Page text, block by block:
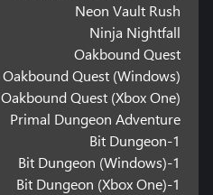
Neon Vault Rush
Ninja Nightfall
Oakbound Quest
Oakbound Quest (Windows)
Oakbound Quest (Xbox One)
Primal Dungeon Adventure
1-Bit Dungeon
1-Bit Dungeon (Windows)
1-Bit Dungeon (Xbox One)